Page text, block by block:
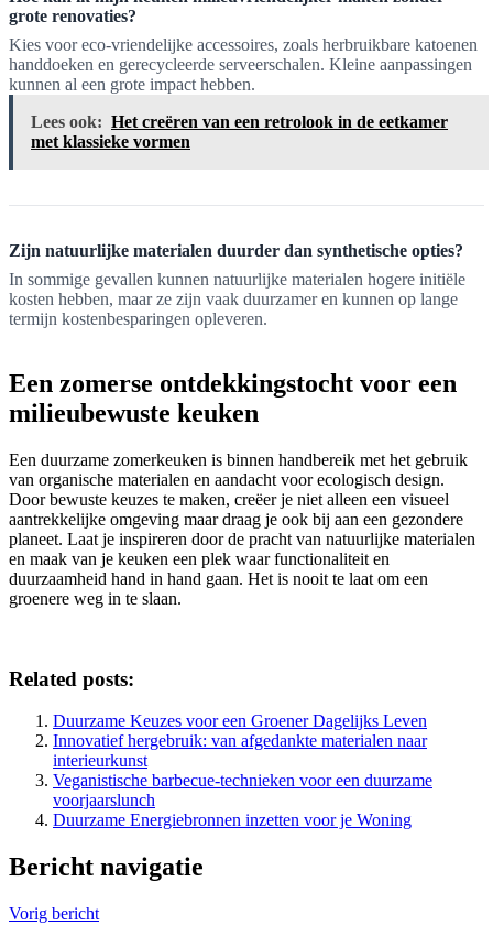
grote renovaties?
Kies voor eco-vriendelijke accessoires, zoals herbruikbare katoenen
handdoeken en gerecycleerde serveerschalen. Kleine aanpassingen
kunnen al een grote impact hebben.
Lees ook: Het creëren van een retrolook in de eetkamer
met klassieke vormen
Zijn natuurlijke materialen duurder dan synthetische opties?
In sommige gevallen kunnen natuurlijke materialen hogere initiële
kosten hebben, maar ze zijn vaak duurzamer en kunnen op lange
termijn kostenbesparingen opleveren.
Een zomerse ontdekkingstocht voor een
milieubewuste keuken
Een duurzame zomerkeuken is binnen handbereik met het gebruik
van organische materialen en aandacht voor ecologisch design.
Door bewuste keuzes te maken, creëer je niet alleen een visueel
aantrekkelijke omgeving maar draag je ook bij aan een gezondere
planeet. Laat je inspireren door de pracht van natuurlijke materialen
en maak van je keuken een plek waar functionaliteit en
duurzaamheid hand in hand gaan. Het is nooit te laat om een
groenere weg in te slaan.
Related posts:
Duurzame Keuzes voor een Groener Dagelijks Leven
Innovatief hergebruik: van afgedankte materialen naar
interieurkunst
Veganistische barbecue-technieken voor een duurzame
voorjaarslunch
Duurzame Energiebronnen inzetten voor je Woning
Bericht navigatie
Vorig bericht